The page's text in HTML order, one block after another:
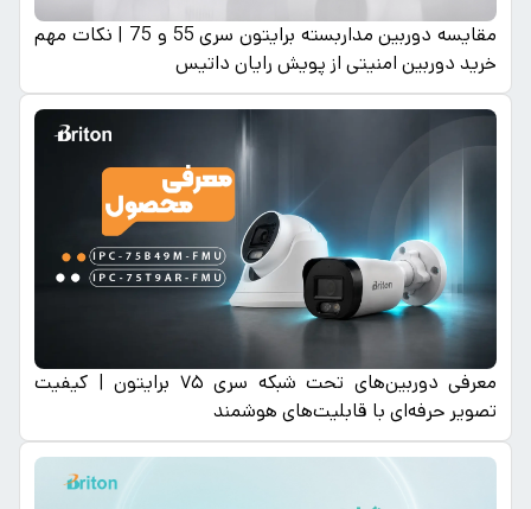
مقایسه دوربین مداربسته برایتون سری 55 و 75 | نکات مهم
خرید دوربین امنیتی از پویش رایان داتیس
معرفی دوربین‌های تحت شبکه سری ۷۵ برایتون | کیفیت
تصویر حرفه‌ای با قابلیت‌های هوشمند